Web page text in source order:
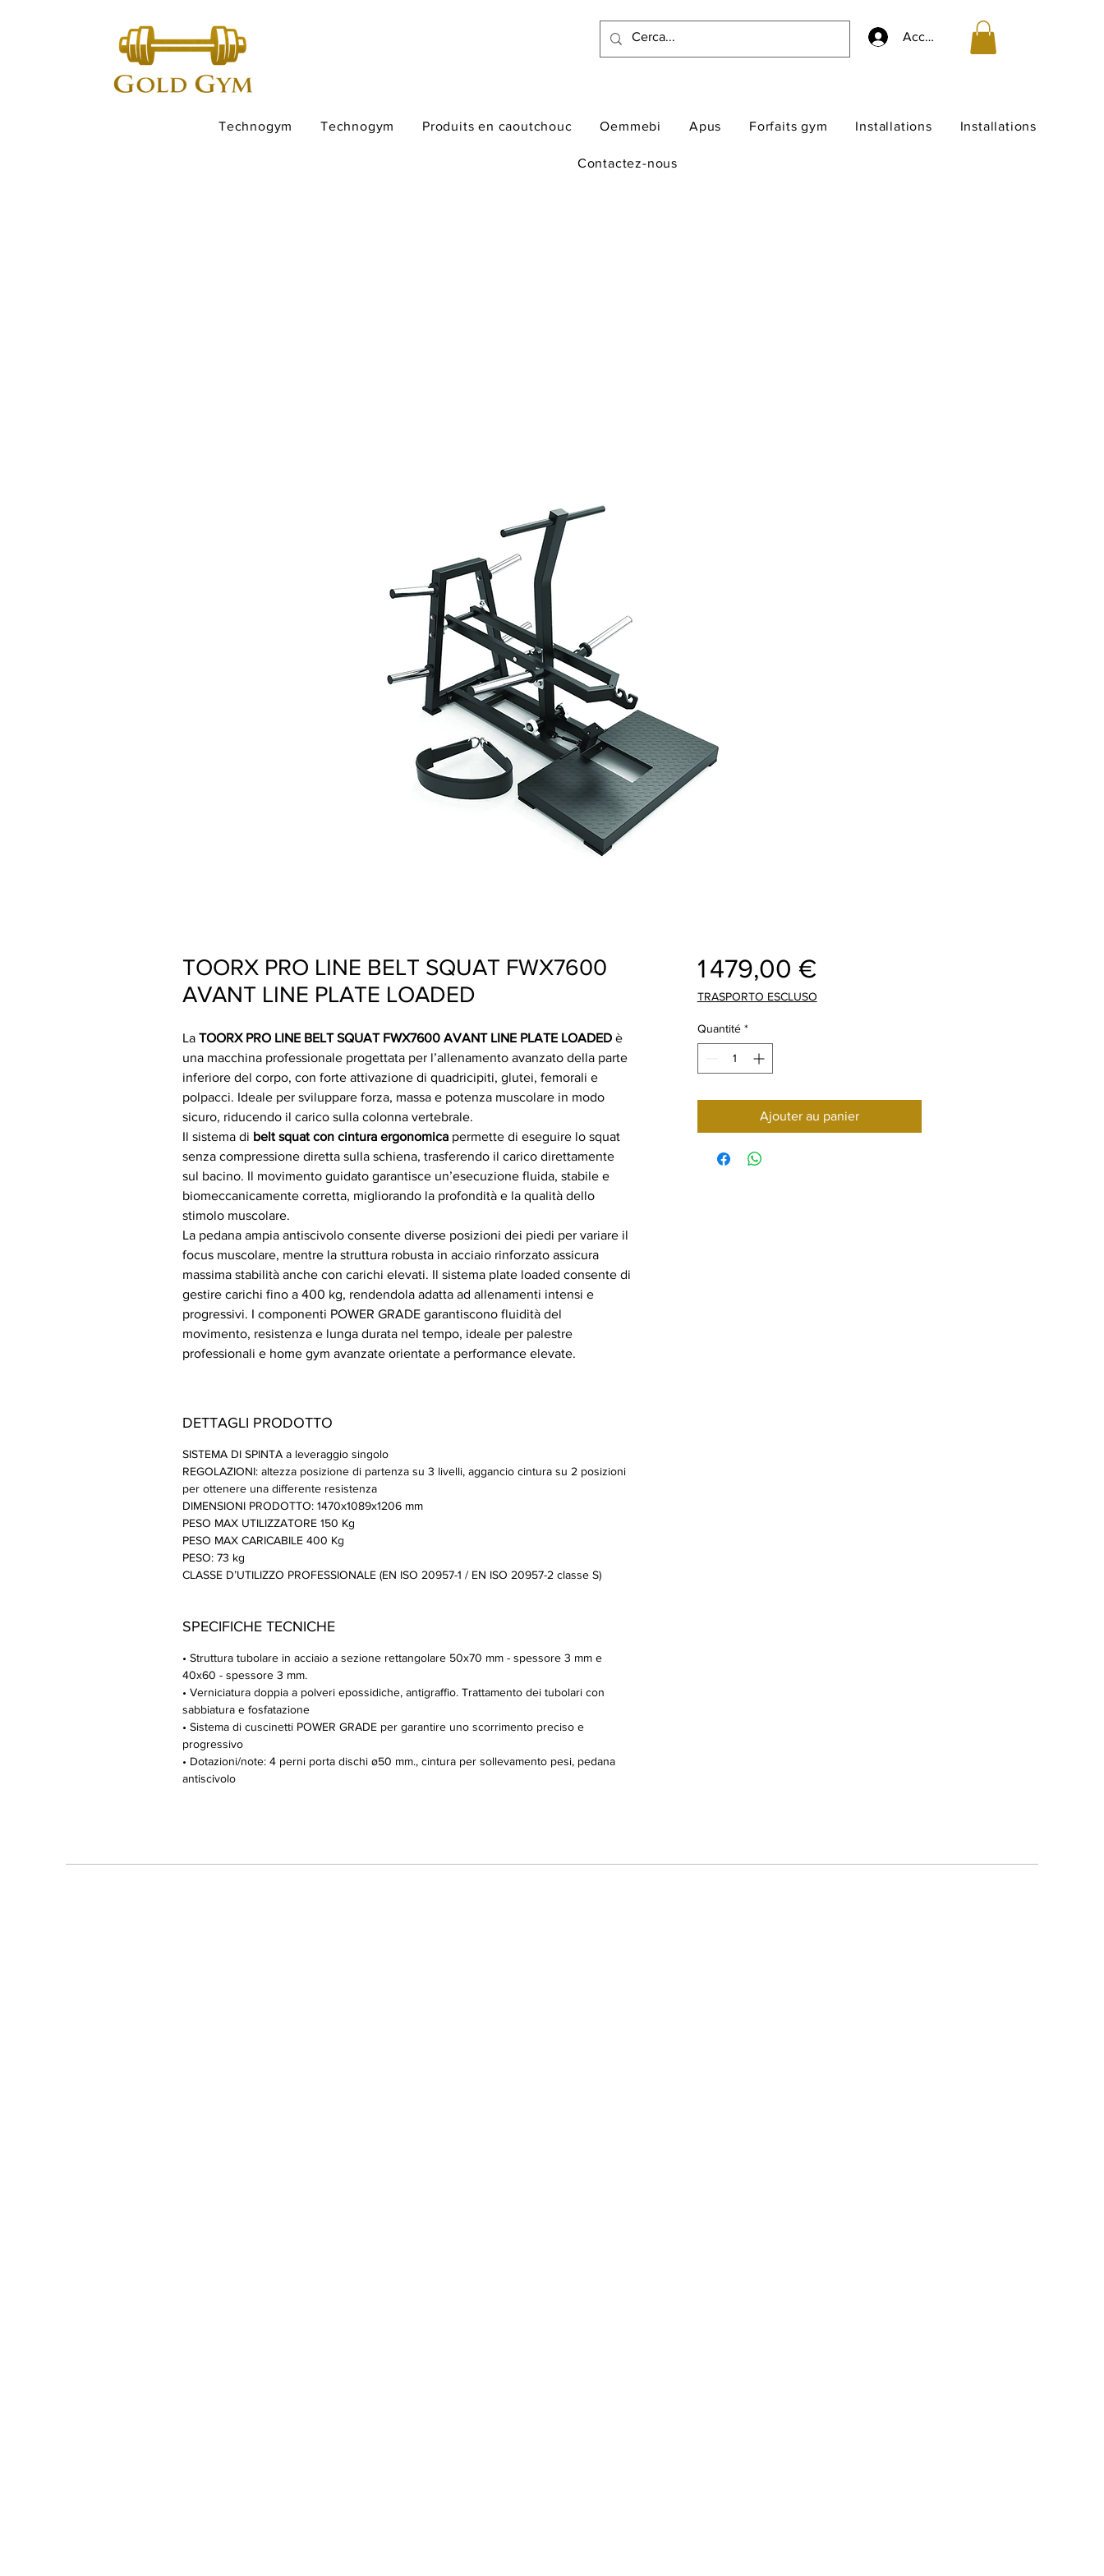
Accedi
Technogym Technogym Produits en caoutchouc Oemmebi Apus Forfaits gym Installations Installations
Contactez-nous
TOORX PRO LINE BELT SQUAT FWX7600
AVANT LINE PLATE LOADED
La TOORX PRO LINE BELT SQUAT FWX7600 AVANT LINE PLATE LOADED è
una macchina professionale progettata per l’allenamento avanzato della parte
inferiore del corpo, con forte attivazione di quadricipiti, glutei, femorali e
polpacci. Ideale per sviluppare forza, massa e potenza muscolare in modo
sicuro, riducendo il carico sulla colonna vertebrale.
Il sistema di belt squat con cintura ergonomica permette di eseguire lo squat
senza compressione diretta sulla schiena, trasferendo il carico direttamente
sul bacino. Il movimento guidato garantisce un’esecuzione fluida, stabile e
biomeccanicamente corretta, migliorando la profondità e la qualità dello
stimolo muscolare.
La pedana ampia antiscivolo consente diverse posizioni dei piedi per variare il
focus muscolare, mentre la struttura robusta in acciaio rinforzato assicura
massima stabilità anche con carichi elevati. Il sistema plate loaded consente di
gestire carichi fino a 400 kg, rendendola adatta ad allenamenti intensi e
progressivi. I componenti POWER GRADE garantiscono fluidità del
movimento, resistenza e lunga durata nel tempo, ideale per palestre
professionali e home gym avanzate orientate a performance elevate.
DETTAGLI PRODOTTO
SISTEMA DI SPINTA a leveraggio singolo
REGOLAZIONI: altezza posizione di partenza su 3 livelli, aggancio cintura su 2 posizioni
per ottenere una differente resistenza
DIMENSIONI PRODOTTO: 1470x1089x1206 mm
PESO MAX UTILIZZATORE 150 Kg
PESO MAX CARICABILE 400 Kg
PESO: 73 kg
CLASSE D’UTILIZZO PROFESSIONALE (EN ISO 20957-1 / EN ISO 20957-2 classe S)
SPECIFICHE TECNICHE
• Struttura tubolare in acciaio a sezione rettangolare 50x70 mm - spessore 3 mm e
40x60 - spessore 3 mm.
• Verniciatura doppia a polveri epossidiche, antigraffio. Trattamento dei tubolari con
sabbiatura e fosfatazione
• Sistema di cuscinetti POWER GRADE per garantire uno scorrimento preciso e
progressivo
• Dotazioni/note: 4 perni porta dischi ø50 mm., cintura per sollevamento pesi, pedana
antiscivolo
1 479,00 €Prix
TRASPORTO ESCLUSO
Quantité *
Ajouter au panier